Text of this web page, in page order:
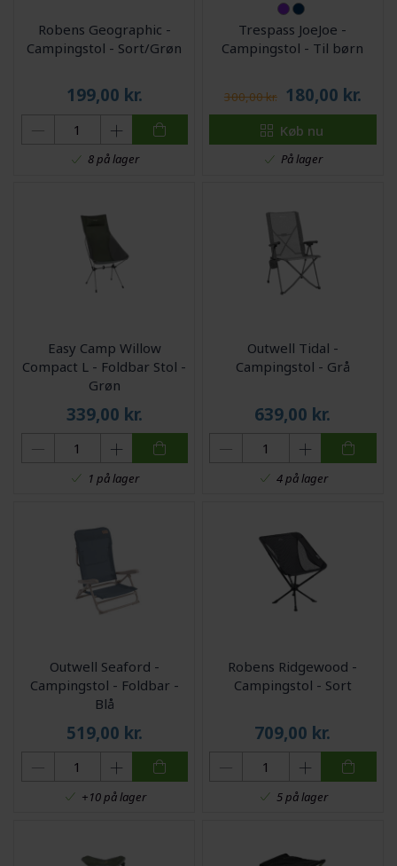
Robens Geographic -
Campingstol - Sort/Grøn
199,00 kr.
8 på lager
Trespass JoeJoe -
Campingstol - Til børn
300,00 kr. 180,00 kr.
Køb nu
På lager
Easy Camp Willow
Compact L - Foldbar Stol -
Grøn
339,00 kr.
1 på lager
Outwell Tidal -
Campingstol - Grå
639,00 kr.
4 på lager
Outwell Seaford -
Campingstol - Foldbar -
Blå
519,00 kr.
+10 på lager
Robens Ridgewood -
Campingstol - Sort
709,00 kr.
5 på lager